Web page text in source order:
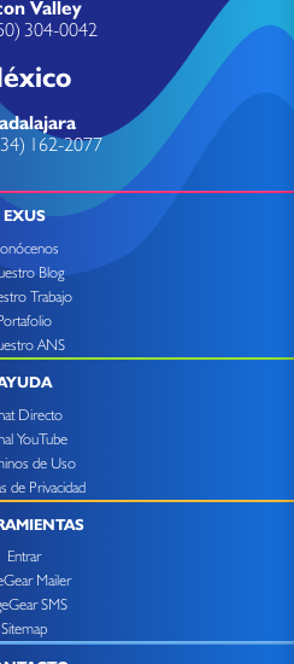
Valley
304-0042
162-2077
EXUS
Blog
Trabajo
ANS
Directo
YouTube
de Uso
de Privacidad
Entrar
Mailer
SMS
Sitemap